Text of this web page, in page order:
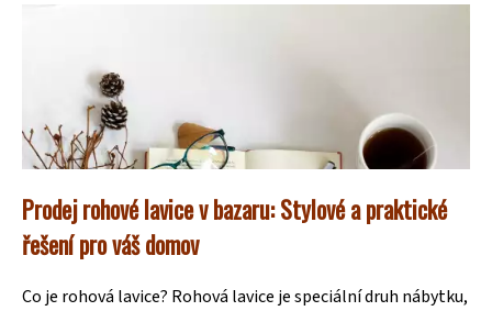
Prodej rohové lavice v bazaru: Stylové a praktické
řešení pro váš domov
Co je rohová lavice? Rohová lavice je speciální druh nábytku,